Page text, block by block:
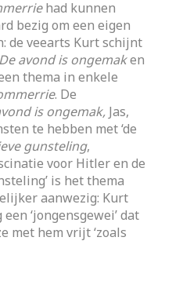
had kunnen
bezig om een eigen
de veearts Kurt schijnt
De avond is ongemaken
thema in enkele
. De
is ongemak, Jas,
te hebben met ‘de
gunsteling,
voor Hitler en de
is het thema
aanwezig: Kurt
‘jongensgewei’ dat
met hem vrijt ‘zoals